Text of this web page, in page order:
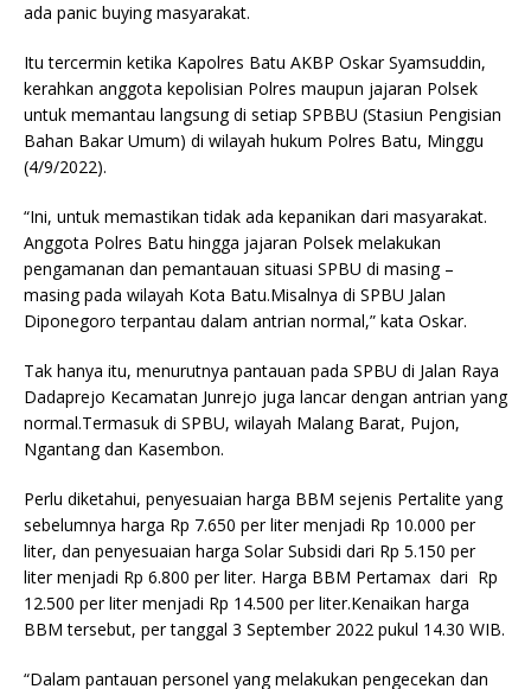
ada panic buying masyarakat.
Itu tercermin ketika Kapolres Batu AKBP Oskar Syamsuddin,
kerahkan anggota kepolisian Polres maupun jajaran Polsek
untuk memantau langsung di setiap SPBBU (Stasiun Pengisian
Bahan Bakar Umum) di wilayah hukum Polres Batu, Minggu
(4/9/2022).
“Ini, untuk memastikan tidak ada kepanikan dari masyarakat.
Anggota Polres Batu hingga jajaran Polsek melakukan
pengamanan dan pemantauan situasi SPBU di masing –
masing pada wilayah Kota Batu.Misalnya di SPBU Jalan
Diponegoro terpantau dalam antrian normal,” kata Oskar.
Tak hanya itu, menurutnya pantauan pada SPBU di Jalan Raya
Dadaprejo Kecamatan Junrejo juga lancar dengan antrian yang
normal.Termasuk di SPBU, wilayah Malang Barat, Pujon,
Ngantang dan Kasembon.
Perlu diketahui, penyesuaian harga BBM sejenis Pertalite yang
sebelumnya harga Rp 7.650 per liter menjadi Rp 10.000 per
liter, dan penyesuaian harga Solar Subsidi dari Rp 5.150 per
liter menjadi Rp 6.800 per liter. Harga BBM Pertamax dari Rp
12.500 per liter menjadi Rp 14.500 per liter.Kenaikan harga
BBM tersebut, per tanggal 3 September 2022 pukul 14.30 WIB.
“Dalam pantauan personel yang melakukan pengecekan dan